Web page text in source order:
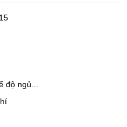
độ ngủ...